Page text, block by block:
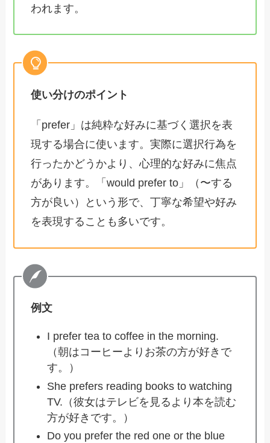
われます。
使い分けのポイント
「prefer」は純粋な好みに基づく選択を表
現する場合に使います。実際に選択行為を
行ったかどうかより、心理的な好みに焦点
があります。「would prefer to」（〜する
方が良い）という形で、丁寧な希望や好み
を表現することも多いです。
例文
I prefer tea to coffee in the morning.
（朝はコーヒーよりお茶の方が好きで
す。）
She prefers reading books to watching
TV.（彼女はテレビを見るより本を読む
方が好きです。）
Do you prefer the red one or the blue